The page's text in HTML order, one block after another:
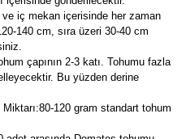
iç mekan içerisinde her zaman
140 cm, sıra üzeri 30-40 cm
çapının 2-3 katı. Tohumu fazla
Bu yüzden derine
120 gram standart tohum